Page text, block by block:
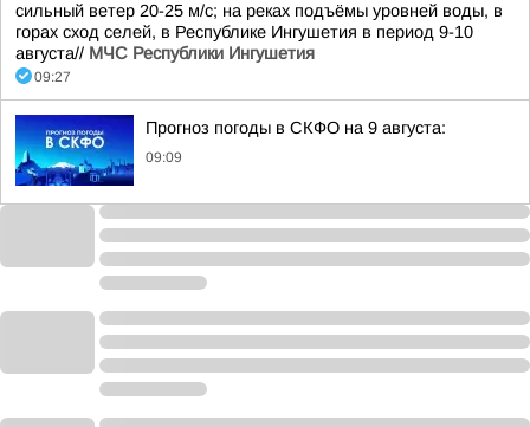
сильный ветер 20-25 м/с; на реках подъёмы уровней воды, в
горах сход селей, в Республике Ингушетия в период 9-10
августа// МЧС Республики Ингушетия
09:27
Прогноз погоды в СКФО на 9 августа:
09:09